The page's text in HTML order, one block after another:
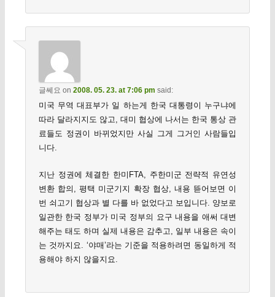
글쎄요 on 2008. 05. 23. at 7:06 pm said:
미국 무역 대표부가 일 하는게 한국 대통령이 누구냐에
따라 달라지지도 않고, 대미 협상에 나서는 한국 통상 관
료들도 정권이 바뀌었지만 사실 그게 그거인 사람들입
니다.
지난 정권에 체결한 한미FTA, 주한미군 전략적 유연성
변환 합의, 평택 미군기지 확장 협상, 내용 뜯어보면 이
번 쇠고기 협상과 별 다를 바 없었다고 보입니다. 양보로
일관한 한국 정부가 미국 정부의 요구 내용을 애써 대변
해주는 태도 하며 실제 내용은 감추고, 일부 내용은 속이
는 것까지요. ‘야매’라는 기준을 적용하려면 동일하게 적
용해야 하지 않을지요.